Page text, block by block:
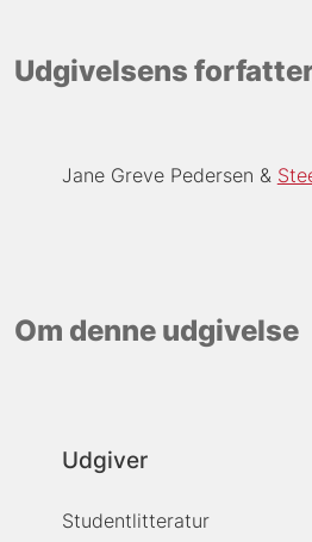
Udgivelsens
Jane Greve Pedersen
Om denne udgivelse
Udgiver
Studentlitteratur